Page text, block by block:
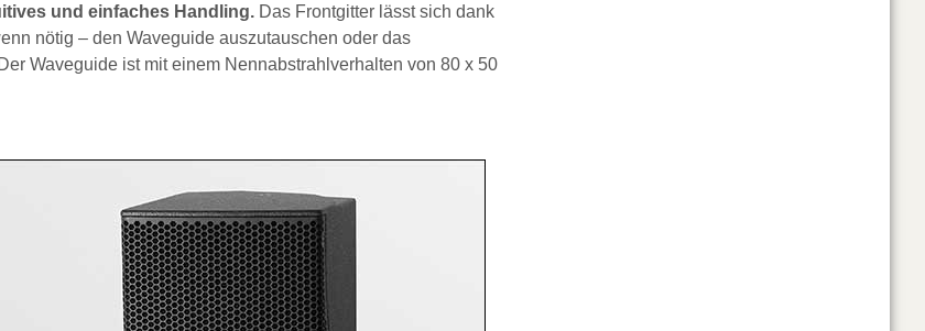
und einfaches Handling. Das Frontgitter lässt sich dank
nötig – den Waveguide auszutauschen oder das
Waveguide ist mit einem Nennabstrahlverhalten von 80 x 50